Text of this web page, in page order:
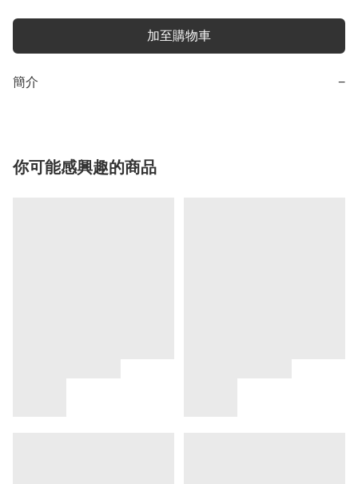
加至購物車
簡介 −
你可能感興趣的商品